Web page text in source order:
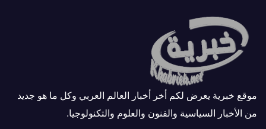
موقع خبرية يعرض لكم أخر أخبار العالم العربي وكل ما هو جديد
من الأخبار السياسية والفنون والعلوم والتكنولوجيا.